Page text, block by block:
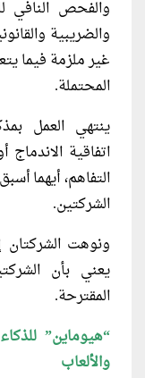
والفحص النافي
والضريبية
غير ملزمة فيما
المحتملة.
ينتهي العمل
التفاهم، أيهما
الشركتين.
ونوهت الشركتان
يعني بأن
المقترحة.
“هيوماين”
والألعاب